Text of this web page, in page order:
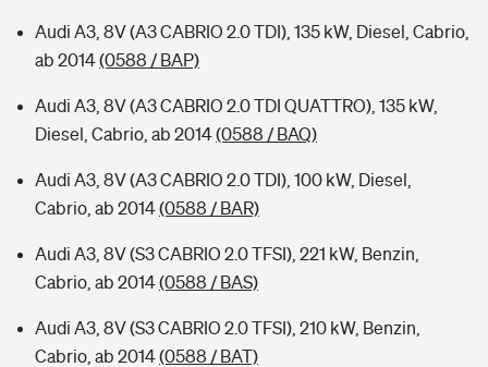
Audi A3, 8V (A3 CABRIO 2.0 TDI), 135 kW, Diesel, Cabrio,
ab 2014(0588 / BAP)
Audi A3, 8V (A3 CABRIO 2.0 TDI QUATTRO), 135 kW,
Diesel, Cabrio, ab 2014(0588 / BAQ)
Audi A3, 8V (A3 CABRIO 2.0 TDI), 100 kW, Diesel,
Cabrio, ab 2014(0588 / BAR)
Audi A3, 8V (S3 CABRIO 2.0 TFSI), 221 kW, Benzin,
Cabrio, ab 2014(0588 / BAS)
Audi A3, 8V (S3 CABRIO 2.0 TFSI), 210 kW, Benzin,
Cabrio, ab 2014(0588 / BAT)